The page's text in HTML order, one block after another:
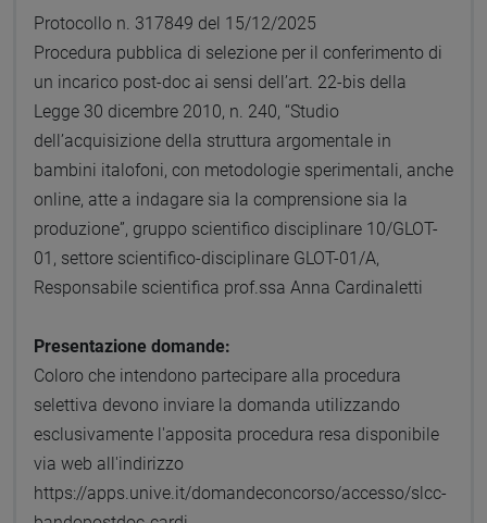
Protocollo n. 317849 del 15/12/2025
Procedura pubblica di selezione per il conferimento di
un incarico post-doc ai sensi dell’art. 22-bis della
Legge 30 dicembre 2010, n. 240, “Studio
dell’acquisizione della struttura argomentale in
bambini italofoni, con metodologie sperimentali, anche
online, atte a indagare sia la comprensione sia la
produzione”, gruppo scientifico disciplinare 10/GLOT-
01, settore scientifico-disciplinare GLOT-01/A,
Responsabile scientifica prof.ssa Anna Cardinaletti
Presentazione domande:
Coloro che intendono partecipare alla procedura
selettiva devono inviare la domanda utilizzando
esclusivamente l'apposita procedura resa disponibile
via web all'indirizzo
https://apps.unive.it/domandeconcorso/accesso/slcc-